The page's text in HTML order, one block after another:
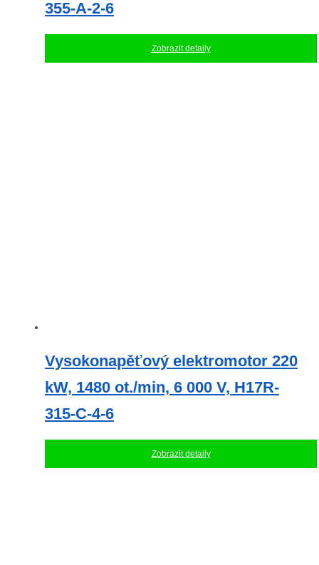
355-A-2-6
Zobrazit detaily
Vysokonapěťový elektromotor 220
kW, 1480 ot./min, 6 000 V, H17R-
315-C-4-6
Zobrazit detaily